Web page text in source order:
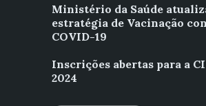
Ministério da Saúde
estratégia de Vacinação
COVID-19
Inscrições abertas para a
2024